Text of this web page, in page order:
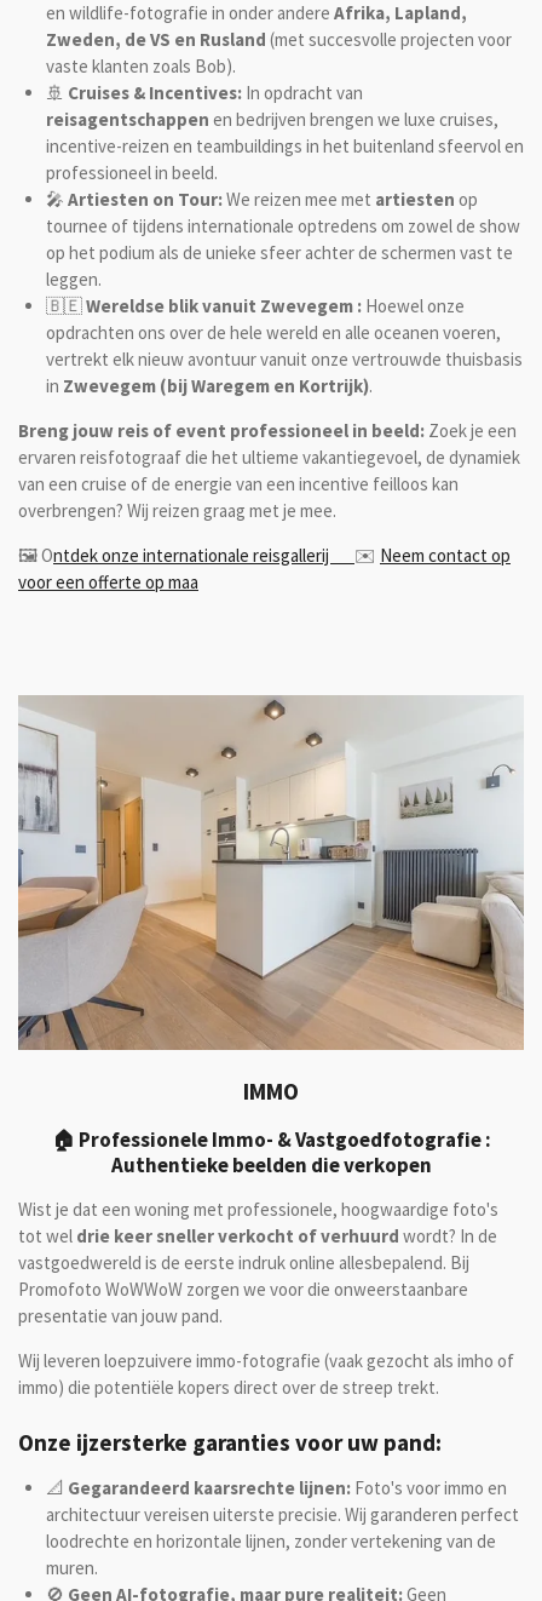
en wildlife-fotografie in onder andere Afrika, Lapland,
Zweden, de VS en Rusland (met succesvolle projecten voor
vaste klanten zoals Bob).
🚢 Cruises & Incentives:In opdracht van
reisagentschappen en bedrijven brengen we luxe cruises,
incentive-reizen en teambuildings in het buitenland sfeervol en
professioneel in beeld.
🎤 Artiesten on Tour:We reizen mee met artiesten op
tournee of tijdens internationale optredens om zowel de show
op het podium als de unieke sfeer achter de schermen vast te
leggen.
🇧🇪Wereldse blik vanuit Zwevegem :Hoewel onze
opdrachten ons over de hele wereld en alle oceanen voeren,
vertrekt elk nieuw avontuur vanuit onze vertrouwde thuisbasis
in Zwevegem (bij Waregem en Kortrijk).
Breng jouw reis of event professioneel in beeld: Zoek je een
ervaren reisfotograaf die het ultieme vakantiegevoel, de dynamiek
van een cruise of de energie van een incentive feilloos kan
overbrengen? Wij reizen graag met je mee.
🖼️ Ontdek onze internationale reisgallerij ✉️ Neem contact op
voor een offerte op maa
IMMO
🏠 Professionele Immo- & Vastgoedfotografie :
Authentieke beelden die verkopen
Wist je dat een woning met professionele, hoogwaardige foto's
tot wel drie keer sneller verkocht of verhuurd wordt? In de
vastgoedwereld is de eerste indruk online allesbepalend. Bij
Promofoto WoWWoW zorgen we voor die onweerstaanbare
presentatie van jouw pand.
Wij leveren loepzuivere immo-fotografie (vaak gezocht als imho of
immo) die potentiële kopers direct over de streep trekt.
Onze ijzersterke garanties voor uw pand:
📐 Gegarandeerd kaarsrechte lijnen:Foto's voor immo en
architectuur vereisen uiterste precisie. Wij garanderen perfect
loodrechte en horizontale lijnen, zonder vertekening van de
muren.
🚫 Geen AI-fotografie, maar pure realiteit:Geen